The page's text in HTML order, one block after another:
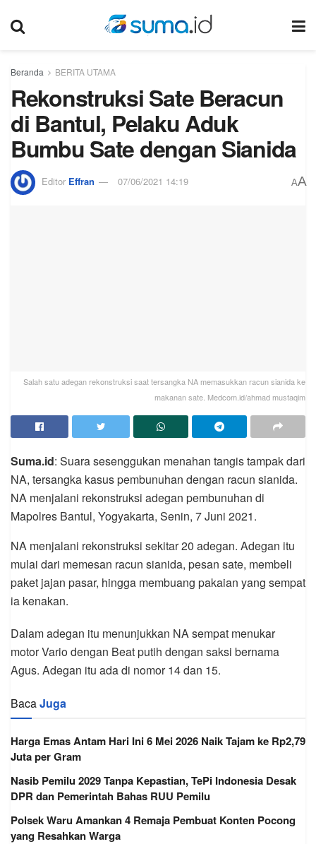
Beranda BERITA UTAMA
Rekonstruksi Sate Beracun
di Bantul, Pelaku Aduk
Bumbu Sate dengan Sianida
Editor Effran 07/06/2021 14:19 AA
Salah satu adegan rekonstruksi saat tersangka NA memasukkan racun sianida ke
makanan sate. Medcom.id/ahmad mustaqim
Suma.id: Suara sesenggukan menahan tangis tampak dari
NA, tersangka kasus pembunuhan dengan racun sianida.
NA menjalani rekonstruksi adegan pembunuhan di
Mapolres Bantul, Yogyakarta, Senin, 7 Juni 2021.
NA menjalani rekonstruksi sekitar 20 adegan. Adegan itu
mulai dari memesan racun sianida, pesan sate, membeli
paket jajan pasar, hingga membuang pakaian yang sempat
ia kenakan.
Dalam adegan itu menunjukkan NA sempat menukar
motor Vario dengan Beat putih dengan saksi bernama
Agus. Adegan itu ada di nomor 14 dan 15.
BacaJuga
Harga Emas Antam Hari Ini 6 Mei 2026 Naik Tajam ke Rp2,79
Juta per Gram
Nasib Pemilu 2029 Tanpa Kepastian, TePi Indonesia Desak
DPR dan Pemerintah Bahas RUU Pemilu
Polsek Waru Amankan 4 Remaja Pembuat Konten Pocong
yang Resahkan Warga